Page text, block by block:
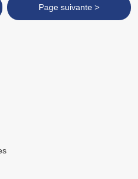
Page suivante >